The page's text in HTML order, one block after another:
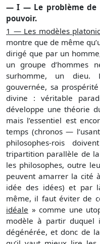
— I — Le problème de
pouvoir.
1 — Les modèles
montre que de même
dirigé que par un
un groupe d’hommes
surhomme, un dieu.
gouvernée, sa
divine : véritable
développe une théorie
mais l’essentiel est
temps (chronos —
philosophes-rois
tripartition parallèle de la
les philosophes, outre
peuvent amarrer la cité
idée des idées) et par
même, il faut éviter de
idéale » comme une
modèle à partir duquel
dégénérée, et donc de